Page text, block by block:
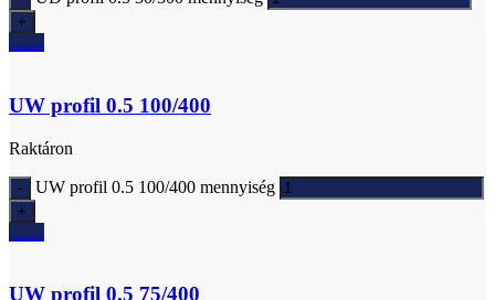
Ajánlatkérés
UW profil 0.5 100/400
Raktáron
UW profil 0.5 100/400 mennyiség
Ajánlatkérés
UW profil 0.5 75/400